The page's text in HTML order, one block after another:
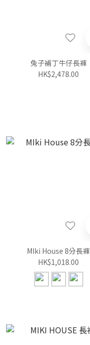
兔子補丁牛仔長褲
HK$2,478.00
MIki House 8分長褲
HK$1,018.00